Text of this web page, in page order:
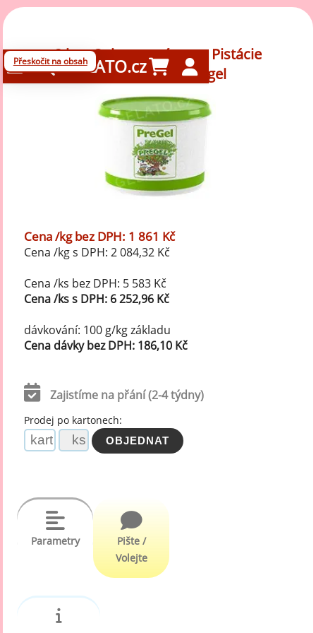
Přeskočit na obsahGELATO.cz
3 kg - Ochucovací pasta Pistácie
Mediterraneo, Pregel
Cena /kg bez DPH: 1 861 Kč
Cena /kg s DPH: 2 084,32 Kč
Cena /ks bez DPH: 5 583 Kč
Cena /ks s DPH: 6 252,96 Kč
dávkování: 100 g/kg základu
Cena dávky bez DPH: 186,10 Kč
Zajistíme na přání (2-4 týdny)
Prodej po kartonech:
Parametry
Pište /
Volejte